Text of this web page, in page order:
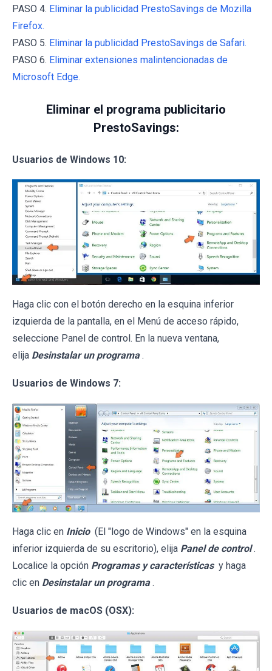
PASO 4. Eliminar la publicidad PrestoSavings de Mozilla
Firefox.
PASO 5. Eliminar la publicidad PrestoSavings de Safari.
PASO 6. Eliminar extensiones malintencionadas de
Microsoft Edge.
Eliminar el programa publicitario
PrestoSavings:
Usuarios de Windows 10:
Haga clic con el botón derecho en la esquina inferior
izquierda de la pantalla, en el Menú de acceso rápido,
seleccione Panel de control. En la nueva ventana,
elija Desinstalar un programa .
Usuarios de Windows 7:
Haga clic en Inicio (El "logo de Windows" en la esquina
inferior izquierda de su escritorio), elija Panel de control .
Localice la opción Programas y características y haga
clic en Desinstalar un programa .
Usuarios de macOS (OSX):